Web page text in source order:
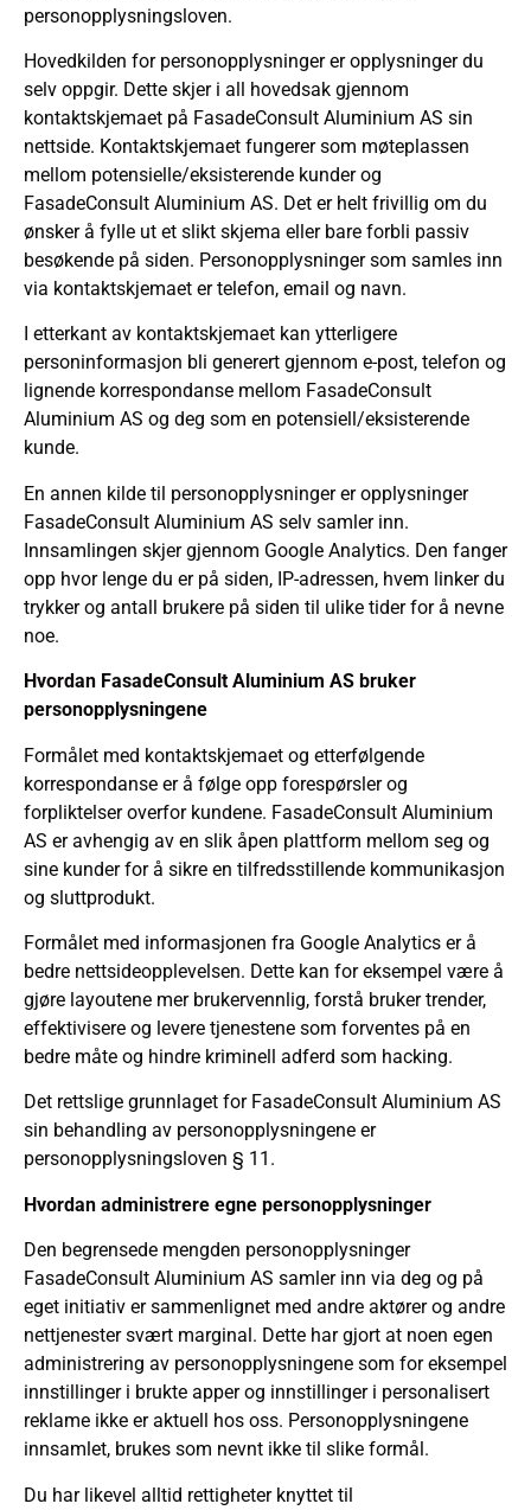
personopplysningsloven.
Hovedkilden for personopplysninger er opplysninger du
selv oppgir. Dette skjer i all hovedsak gjennom
kontaktskjemaet på FasadeConsult Aluminium AS sin
nettside. Kontaktskjemaet fungerer som møteplassen
mellom potensielle/eksisterende kunder og
FasadeConsult Aluminium AS. Det er helt frivillig om du
ønsker å fylle ut et slikt skjema eller bare forbli passiv
besøkende på siden. Personopplysninger som samles inn
via kontaktskjemaet er telefon, email og navn.
I etterkant av kontaktskjemaet kan ytterligere
personinformasjon bli generert gjennom e-post, telefon og
lignende korrespondanse mellom FasadeConsult
Aluminium AS og deg som en potensiell/eksisterende
kunde.
En annen kilde til personopplysninger er opplysninger
FasadeConsult Aluminium AS selv samler inn.
Innsamlingen skjer gjennom Google Analytics. Den fanger
opp hvor lenge du er på siden, IP-adressen, hvem linker du
trykker og antall brukere på siden til ulike tider for å nevne
noe.
Hvordan FasadeConsult Aluminium AS bruker
personopplysningene
Formålet med kontaktskjemaet og etterfølgende
korrespondanse er å følge opp forespørsler og
forpliktelser overfor kundene. FasadeConsult Aluminium
AS er avhengig av en slik åpen plattform mellom seg og
sine kunder for å sikre en tilfredsstillende kommunikasjon
og sluttprodukt.
Formålet med informasjonen fra Google Analytics er å
bedre nettsideopplevelsen. Dette kan for eksempel være å
gjøre layoutene mer brukervennlig, forstå bruker trender,
effektivisere og levere tjenestene som forventes på en
bedre måte og hindre kriminell adferd som hacking.
Det rettslige grunnlaget for FasadeConsult Aluminium AS
sin behandling av personopplysningene er
personopplysningsloven § 11.
Hvordan administrere egne personopplysninger
Den begrensede mengden personopplysninger
FasadeConsult Aluminium AS samler inn via deg og på
eget initiativ er sammenlignet med andre aktører og andre
nettjenester svært marginal. Dette har gjort at noen egen
administrering av personopplysningene som for eksempel
innstillinger i brukte apper og innstillinger i personalisert
reklame ikke er aktuell hos oss. Personopplysningene
innsamlet, brukes som nevnt ikke til slike formål.
Du har likevel alltid rettigheter knyttet til